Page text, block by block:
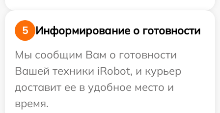
5
Информирование о готовности
Мы сообщим Вам о готовности
Вашей техники iRobot, и курьер
доставит ее в удобное место и
время.